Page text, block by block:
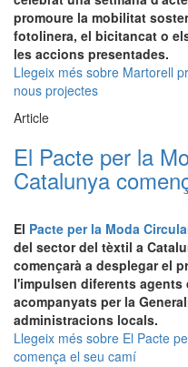
promoure la mobilitat
fotolinera, el bicitancat o
les accions presentades.
Llegeix més sobre Martorell
nous projectes
Article
El Pacte per la
Catalunya
El Pacte per la Moda
del sector del tèxtil a
començarà a desplegar el
l'impulsen diferents agents
acompanyats per la
administracions locals.
Llegeix més sobre El Pacte
comença el seu camí